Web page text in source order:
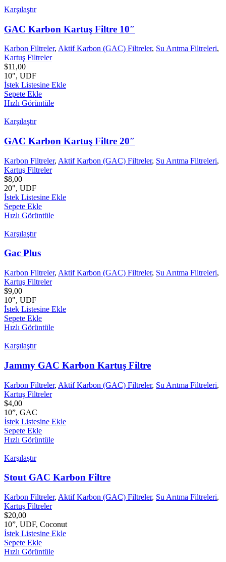
Karşılaştır
GAC Karbon Kartuş Filtre 10″
Karbon Filtreler, Aktif Karbon (GAC) Filtreler, Su Arıtma Filtreleri,
Kartuş Filtreler
$11,00
10", UDF
İstek Listesine Ekle
Sepete Ekle
Hızlı Görüntüle
Karşılaştır
GAC Karbon Kartuş Filtre 20″
Karbon Filtreler, Aktif Karbon (GAC) Filtreler, Su Arıtma Filtreleri,
Kartuş Filtreler
$8,00
20", UDF
İstek Listesine Ekle
Sepete Ekle
Hızlı Görüntüle
Karşılaştır
Gac Plus
Karbon Filtreler, Aktif Karbon (GAC) Filtreler, Su Arıtma Filtreleri,
Kartuş Filtreler
$9,00
10", UDF
İstek Listesine Ekle
Sepete Ekle
Hızlı Görüntüle
Karşılaştır
Jammy GAC Karbon Kartuş Filtre
Karbon Filtreler, Aktif Karbon (GAC) Filtreler, Su Arıtma Filtreleri,
Kartuş Filtreler
$4,00
10”, GAC
İstek Listesine Ekle
Sepete Ekle
Hızlı Görüntüle
Karşılaştır
Stout GAC Karbon Filtre
Karbon Filtreler, Aktif Karbon (GAC) Filtreler, Su Arıtma Filtreleri,
Kartuş Filtreler
$20,00
10”, UDF, Coconut
İstek Listesine Ekle
Sepete Ekle
Hızlı Görüntüle